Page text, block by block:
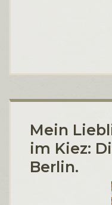
Mein
im Kiez:
Berlin.